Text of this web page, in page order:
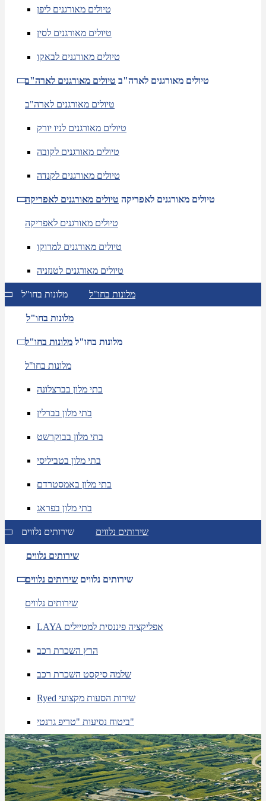
טיולים מאורגנים ליפן
טיולים מאורגנים לסין
טיולים מאורגנים לבאקו
טיולים מאורגנים לארה"ב טיולים מאורגנים לארה"ב
טיולים מאורגנים לארה"ב
טיולים מאורגנים לניו יורק
טיולים מאורגנים לקובה
טיולים מאורגנים לקנדה
טיולים מאורגנים לאפריקה טיולים מאורגנים לאפריקה
טיולים מאורגנים לאפריקה
טיולים מאורגנים למרוקו
טיולים מאורגנים לטנזניה
מלונות בחו"ל מלונות בחו"ל
מלונות בחו"ל
מלונות בחו"ל מלונות בחו"ל
מלונות בחו"ל
בתי מלון בברצלונה
בתי מלון בברלין
בתי מלון בבוקרשט
בתי מלון בטביליסי
בתי מלון באמסטרדם
בתי מלון בפראג
שירותים נלווים שירותים נלווים
שירותים נלווים
שירותים נלווים שירותים נלווים
שירותים נלווים
LAYA אפליקציה פיננסית למטיילים
הרץ השכרת רכב
שלמה סיקסט השכרת רכב
Ryed שירות הסעות מקצועי
ביטוח נסיעות "טריפ גרנטי"